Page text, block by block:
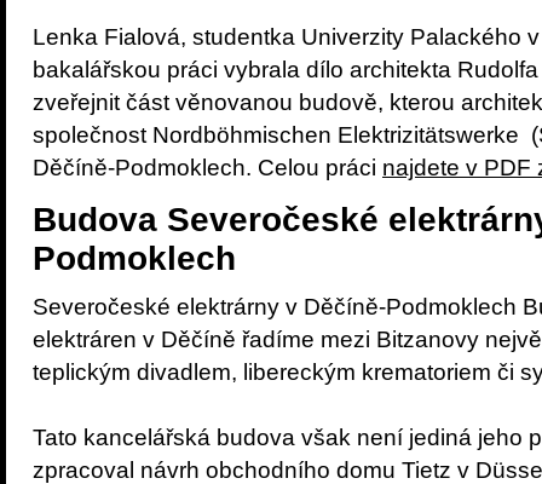
Lenka Fialová, studentka Univerzity Palackého
bakalářskou práci vybrala dílo architekta
zveřejnit část věnovanou budově, kterou
společnost Nordböhmischen Elektrizitätswerke
Děčíně-Podmoklech. Celou práci najdete v PDF
Budova Severočeské
Podmoklech
Severočeské elektrárny v Děčíně-Podmoklech
elektráren v Děčíně řadíme mezi Bitzanovy
teplickým divadlem, libereckým krematoriem či
Tato kancelářská budova však není jediná jeho
zpracoval návrh obchodního domu Tietz v